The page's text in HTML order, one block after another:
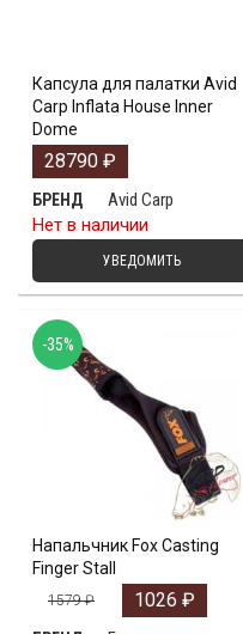
Капсула для палатки Avid
Carp Inflata House Inner
Dome
28790 ₽
БРЕНД
Avid Carp
Нет в наличии
УВЕДОМИТЬ
Напальчник Fox Casting
Finger Stall
1579₽ 1026 ₽
-35%